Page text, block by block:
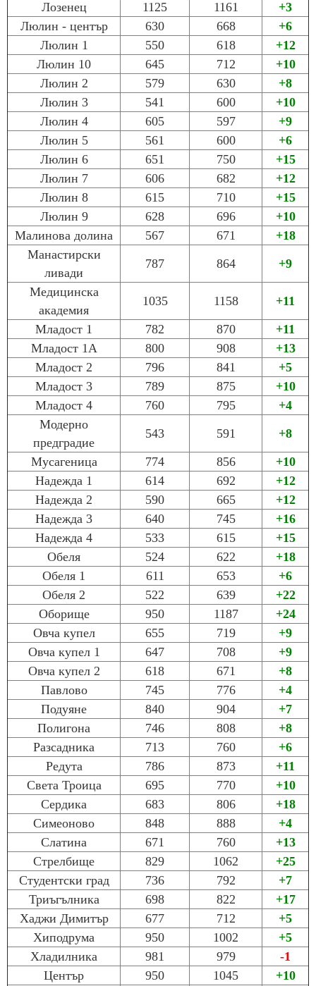
Лозенец
1125 1161
+3
Люлин - център
630 668
+6
Люлин 1
550 618
+12
Люлин 10
645 712
+10
Люлин 2
579 630
+8
Люлин 3
541 600
+10
Люлин 4
605 597
+9
Люлин 5
561 600
+6
Люлин 6
651 750
+15
Люлин 7
606 682
+12
Люлин 8
615 710
+15
Люлин 9
628 696
+10
Малинова долина
567 671
+18
Манастирски
ливади
787 864
+9
Медицинска
академия
1035 1158
+11
Младост 1
782 870
+11
Младост 1А
800 908
+13
Младост 2
796 841
+5
Младост 3
789 875
+10
Младост 4
760 795
+4
Модерно
предградие
543 591
+8
Мусагеница
774 856
+10
Надежда 1
614 692
+12
Надежда 2
590 665
+12
Надежда 3
640 745
+16
Надежда 4
533 615
+15
Обеля
524 622
+18
Обеля 1
611 653
+6
Обеля 2
522 639
+22
Оборище
950 1187
+24
Овча купел
655 719
+9
Овча купел 1
647 708
+9
Овча купел 2
618 671
+8
Павлово
745 776
+4
Подуяне
840 904
+7
Полигона
746 808
+8
Разсадника
713 760
+6
Редута
786 873
+11
Света Троица
695 770
+10
Сердика
683 806
+18
Симеоново
848 888
+4
Слатина
671 760
+13
Стрелбище
829 1062
+25
Студентски град
736 792
+7
Триъгълника
698 822
+17
Хаджи Димитър
677 712
+5
Хиподрума
950 1002
+5
Хладилника
981 979
-1
Център
950 1045
+10